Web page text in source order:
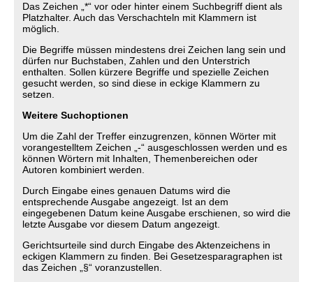
Das Zeichen „*“ vor oder hinter einem Suchbegriff dient als
Platzhalter. Auch das Verschachteln mit Klammern ist
möglich.
Die Begriffe müssen mindestens drei Zeichen lang sein und
dürfen nur Buchstaben, Zahlen und den Unterstrich
enthalten. Sollen kürzere Begriffe und spezielle Zeichen
gesucht werden, so sind diese in eckige Klammern zu
setzen.
Weitere Suchoptionen
Um die Zahl der Treffer einzugrenzen, können Wörter mit
vorangestelltem Zeichen „-“ ausgeschlossen werden und es
können Wörtern mit Inhalten, Themenbereichen oder
Autoren kombiniert werden.
Durch Eingabe eines genauen Datums wird die
entsprechende Ausgabe angezeigt. Ist an dem
eingegebenen Datum keine Ausgabe erschienen, so wird die
letzte Ausgabe vor diesem Datum angezeigt.
Gerichtsurteile sind durch Eingabe des Aktenzeichens in
eckigen Klammern zu finden. Bei Gesetzesparagraphen ist
das Zeichen „§“ voranzustellen.